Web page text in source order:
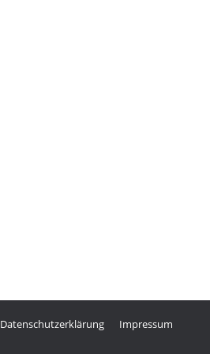
Datenschutzerklärung Impressum